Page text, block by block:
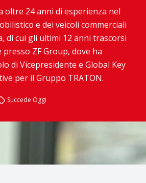
oltre 24 anni di esperienza nel
e dei veicoli commerciali
di cui gli ultimi 12 anni trascorsi
ZF Group, dove ha
di Vicepresidente e Global Key
per il Gruppo TRATON.
Succede Oggi